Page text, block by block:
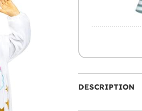
DESCRIPTION